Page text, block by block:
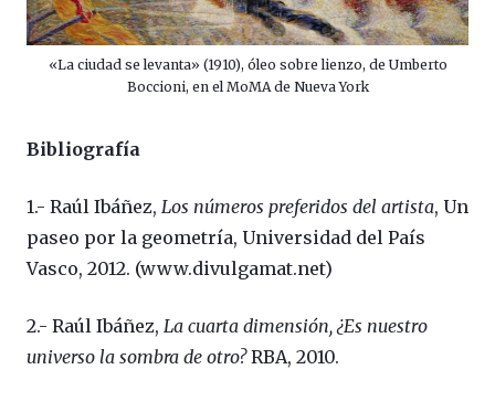
«La ciudad se levanta» (1910), óleo sobre lienzo, de Umberto
Boccioni, en el MoMA de Nueva York
Bibliografía
1.- Raúl Ibáñez, Los números preferidos del artista, Un
paseo por la geometría, Universidad del País
Vasco, 2012. (www.divulgamat.net)
2.- Raúl Ibáñez, La cuarta dimensión, ¿Es nuestro
universo la sombra de otro?RBA, 2010.